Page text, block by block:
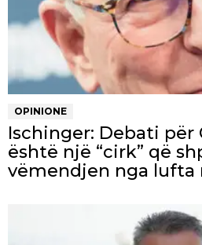
OPINIONE
Ischinger: Debati për
është një “cirk” që
vëmendjen nga lufta